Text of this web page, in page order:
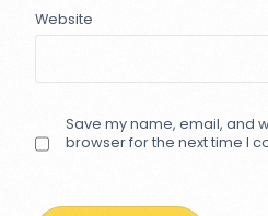
Website
Save my name, email, and
browser for the next time I